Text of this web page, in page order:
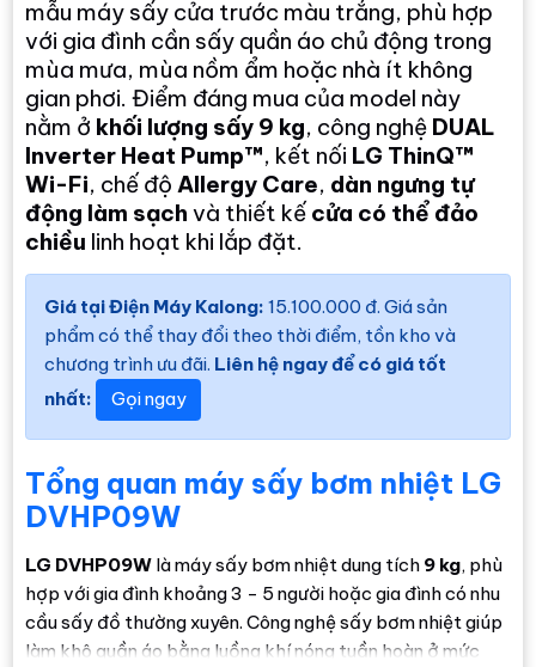
mẫu máy sấy cửa trước màu trắng, phù hợp
với gia đình cần sấy quần áo chủ động trong
mùa mưa, mùa nồm ẩm hoặc nhà ít không
gian phơi. Điểm đáng mua của model này
nằm ở khối lượng sấy 9 kg, công nghệ DUAL
Inverter Heat Pump™, kết nối LG ThinQ™
Wi-Fi, chế độ Allergy Care, dàn ngưng tự
động làm sạch và thiết kế cửa có thể đảo
chiều linh hoạt khi lắp đặt.
Giá tại Điện Máy Kalong: 15.100.000 đ. Giá sản
phẩm có thể thay đổi theo thời điểm, tồn kho và
chương trình ưu đãi. Liên hệ ngay để có giá tốt
nhất:
Gọi ngay
Tổng quan máy sấy bơm nhiệt LG
DVHP09W
LG DVHP09W là máy sấy bơm nhiệt dung tích 9 kg, phù
hợp với gia đình khoảng 3 - 5 người hoặc gia đình có nhu
cầu sấy đồ thường xuyên. Công nghệ sấy bơm nhiệt giúp
làm khô quần áo bằng luồng khí nóng tuần hoàn ở mức